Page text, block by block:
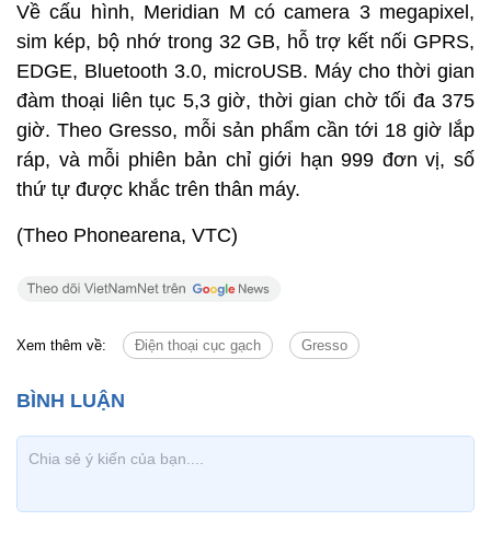
Về cấu hình, Meridian M có camera 3 megapixel,
sim kép, bộ nhớ trong 32 GB, hỗ trợ kết nối GPRS,
EDGE, Bluetooth 3.0, microUSB. Máy cho thời gian
đàm thoại liên tục 5,3 giờ, thời gian chờ tối đa 375
giờ. Theo Gresso, mỗi sản phẩm cần tới 18 giờ lắp
ráp, và mỗi phiên bản chỉ giới hạn 999 đơn vị, số
thứ tự được khắc trên thân máy.
(Theo Phonearena, VTC)
Xem thêm về: Điện thoại cục gạch Gresso